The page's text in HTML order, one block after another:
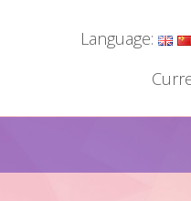
Language: